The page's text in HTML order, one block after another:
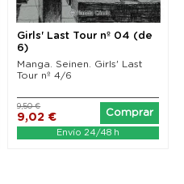
Girls' Last Tour nº 04 (de
6)
Manga. Seinen. Girls' Last
Tour nº 4/6
9,02 €
9,50 €
Comprar
Envío 24/48 h